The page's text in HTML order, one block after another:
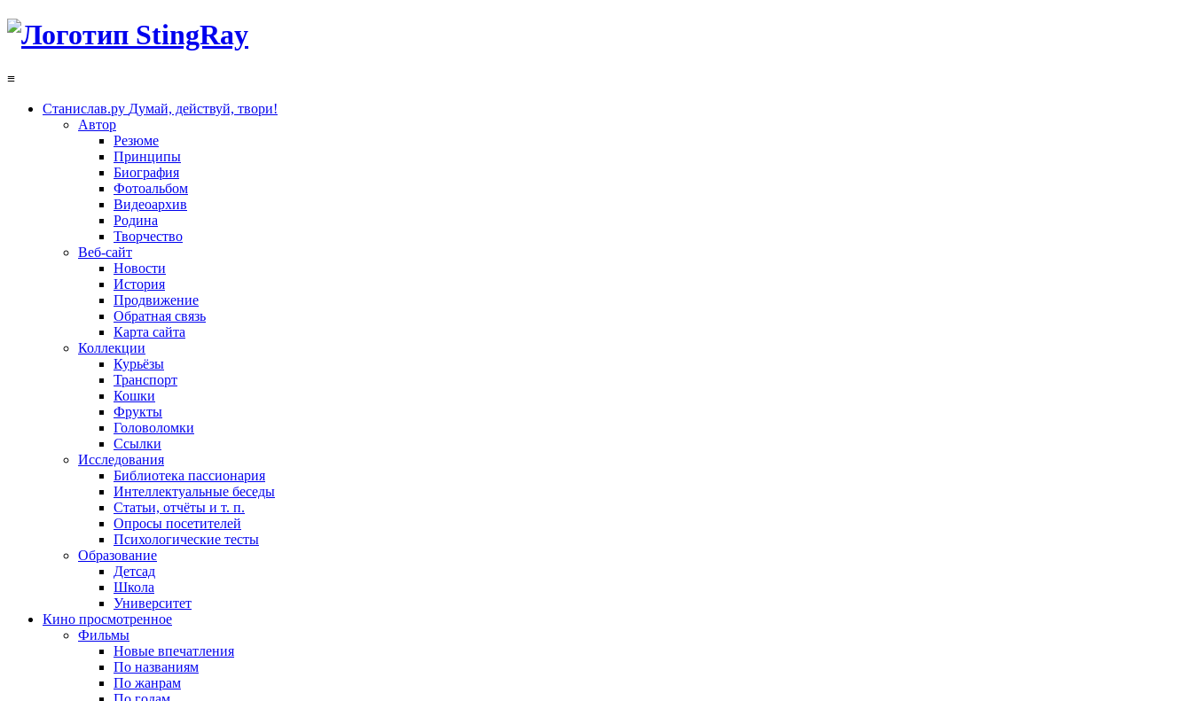
≡
Станислав.ру Думай, действуй, твори!
Автор
Резюме
Принципы
Биография
Фотоальбом
Видеоархив
Родина
Творчество
Веб-сайт
Новости
История
Продвижение
Обратная связь
Карта сайта
Коллекции
Курьёзы
Транспорт
Кошки
Фрукты
Головоломки
Ссылки
Исследования
Библиотека пассионария
Интеллектуальные беседы
Статьи, отчёты и т. п.
Опросы посетителей
Психологические тесты
Образование
Детсад
Школа
Университет
Кино просмотренное
Фильмы
Новые впечатления
По названиям
По жанрам